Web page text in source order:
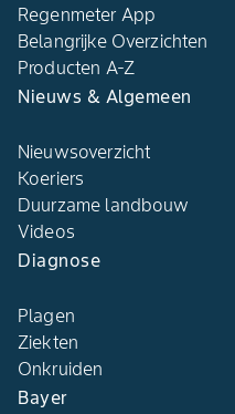
Regenmeter App
Belangrijke Overzichten
Producten A-Z
Nieuws & Algemeen
Nieuwsoverzicht
Koeriers
Duurzame landbouw
Videos
Diagnose
Plagen
Ziekten
Onkruiden
Bayer